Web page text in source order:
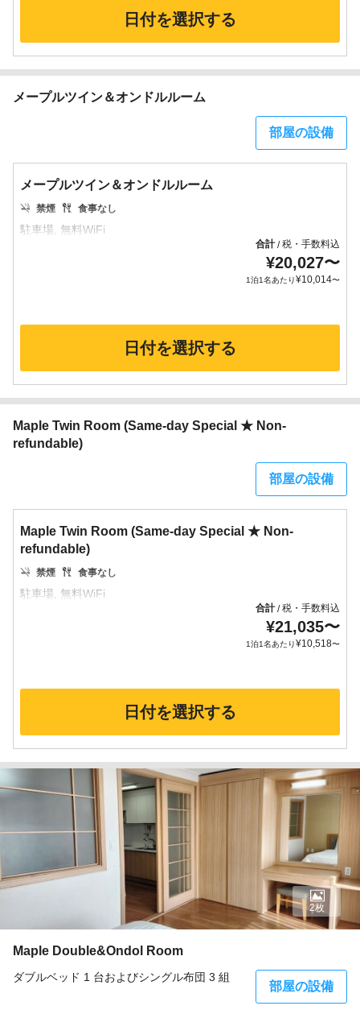
日付を選択する
メープルツイン＆オンドルルーム
部屋の設備
メープルツイン＆オンドルルーム
禁煙 食事なし
合計/税・手数料込
¥20,027〜
1泊1名あたり¥10,014〜
日付を選択する
Maple Twin Room (Same-day Special ★ Non-
refundable)
部屋の設備
Maple Twin Room (Same-day Special ★ Non-
refundable)
禁煙 食事なし
合計/税・手数料込
¥21,035〜
1泊1名あたり¥10,518〜
日付を選択する
Maple Double&Ondol Room
ダブルベッド 1 台およびシングル布団 3 組
部屋の設備
2枚